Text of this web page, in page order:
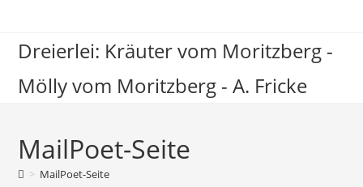
springen
Dreierlei: Kräuter vom Moritzberg -
Mölly vom Moritzberg - A. Fricke
MailPoet-Seite
> MailPoet-Seite